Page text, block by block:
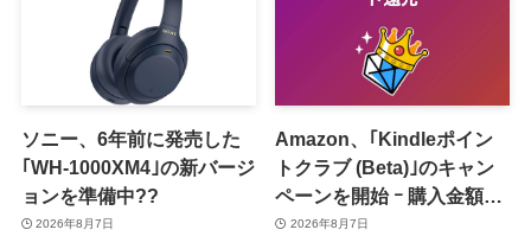
ソニー、6年前に発売した
｢WH-1000XM4｣の新バージ
ョンを準備中??
2026年8月7日
Amazon、｢Kindleポイン
トクラブ (Beta)｣のキャン
ペーンを開始 ｰ 購入金額に
応じて来月のポイント還元
2026年8月7日